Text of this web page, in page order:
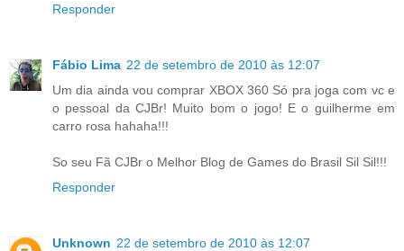
Responder
Fábio Lima 22 de setembro de 2010 às 12:07
Um dia ainda vou comprar XBOX 360 Só pra joga com vc e
o pessoal da CJBr! Muito bom o jogo! E o guilherme em
carro rosa hahaha!!!
So seu Fã CJBr o Melhor Blog de Games do Brasil Sil Sil!!!
Responder
Unknown 22 de setembro de 2010 às 12:07